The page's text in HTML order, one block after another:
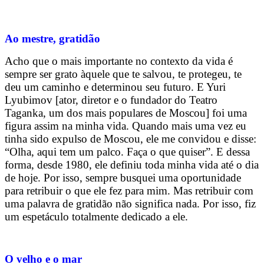
Ao mestre, gratidão
Acho que o mais importante no contexto da vida é
sempre ser grato àquele que te salvou, te protegeu, te
deu um caminho e determinou seu futuro. E Yuri
Lyubimov [ator, diretor e o fundador do Teatro
Taganka, um dos mais populares de Moscou] foi uma
figura assim na minha vida. Quando mais uma vez eu
tinha sido expulso de Moscou, ele me convidou e disse:
“Olha, aqui tem um palco. Faça o que quiser”. E dessa
forma, desde 1980, ele definiu toda minha vida até o dia
de hoje. Por isso, sempre busquei uma oportunidade
para retribuir o que ele fez para mim. Mas retribuir com
uma palavra de gratidão não significa nada. Por isso, fiz
um espetáculo totalmente dedicado a ele.
O velho e o mar